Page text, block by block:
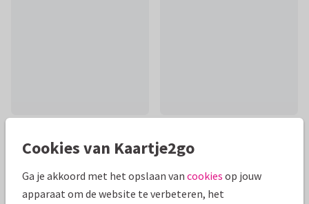
Mooie extra's bij je kaart
Cookies van Kaartje2go
Ga je akkoord met het opslaan van cookies op jouw
apparaat om de website te verbeteren, het